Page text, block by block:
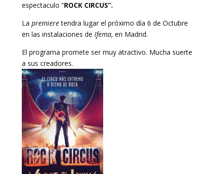
espectaculo ”ROCK CIRCUS”.
La premieretendra lugar el próximo día 6 de Octubre
en las instalaciones de Ifema, en Madrid.
El programa promete ser muy atractivo. Mucha suerte
a sus creadores.